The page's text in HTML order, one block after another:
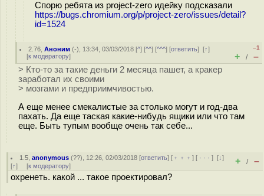
Спорю ребята из project-zero идейку подсказали
https://bugs.chromium.org/p/project-zero/issues/detail?
id=1524
2.76 ,Аноним (-), 13:34, 03/03/2018 [^] [^^] [^^^] [ответить][↑]
[к модератору]
–1
+ / –
> Кто-то за такие деньги 2 месяца пашет, а кракер
заработал их своими
> мозгами и предприимчивостью.
А еще менее смекалистые за столько могут и год-два
пахать. Да еще таская какие-нибудь ящики или что там
еще. Быть тупым вообще очень так себе...
1.5 ,anonymous (??), 12:26, 02/03/2018 [ответить] [ ﹢﹢﹢] [ · · ·][↓]
[↑] [к модератору] + / –
охренеть. какой ... такое проектировал?